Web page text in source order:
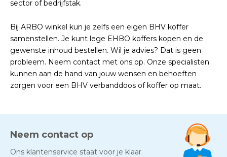
sector of bedrijfstak.
Bij ARBO winkel kun je zelfs een eigen BHV koffer
samenstellen. Je kunt lege EHBO koffers kopen en de
gewenste inhoud bestellen. Wil je advies? Dat is geen
probleem. Neem contact met ons op. Onze specialisten
kunnen aan de hand van jouw wensen en behoeften
zorgen voor een BHV verbanddoos of koffer op maat.
Neem contact op
Ons klantenservice staat voor je klaar.